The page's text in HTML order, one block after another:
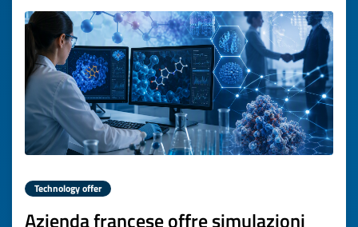
Technology offer
Azienda francese offre simulazioni